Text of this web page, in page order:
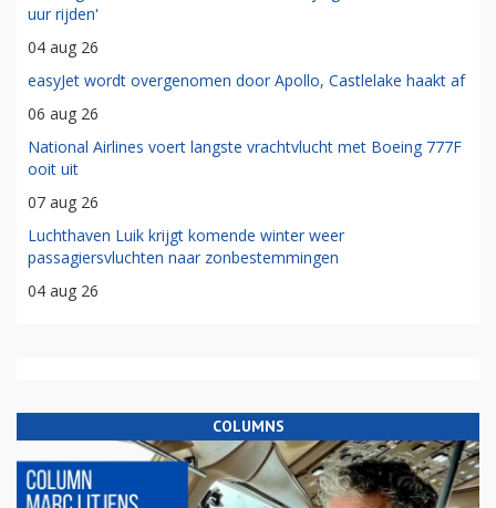
uur rijden'
04 aug 26
easyJet wordt overgenomen door Apollo, Castlelake haakt af
06 aug 26
National Airlines voert langste vrachtvlucht met Boeing 777F
ooit uit
07 aug 26
Luchthaven Luik krijgt komende winter weer
passagiersvluchten naar zonbestemmingen
04 aug 26
COLUMNS